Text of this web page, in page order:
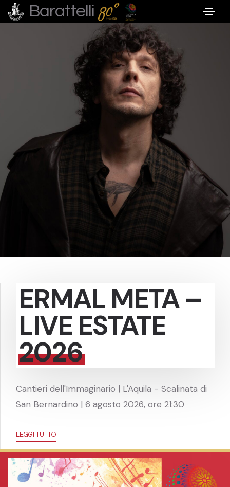
Barattelli
ERMAL META –
LIVE ESTATE
2026
Cantieri dell'Immaginario | L'Aquila - Scalinata di
San Bernardino | 6 agosto 2026, ore 21:30
LEGGI TUTTO